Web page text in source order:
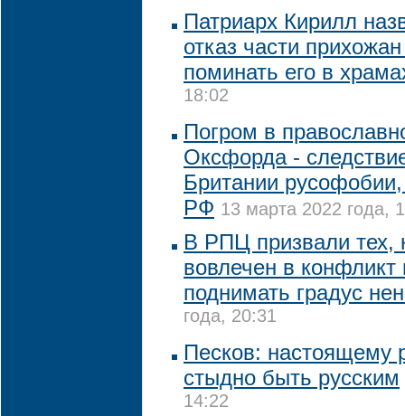
Патриарх Кирилл
отказ части
поминать его в
18:02
Погром в
Оксфорда -
Британии
РФ 13 марта 2022 года,
В РПЦ призвали тех,
вовлечен в конфликт
поднимать градус
года, 20:31
Песков: настоящему
стыдно быть русским
14:22